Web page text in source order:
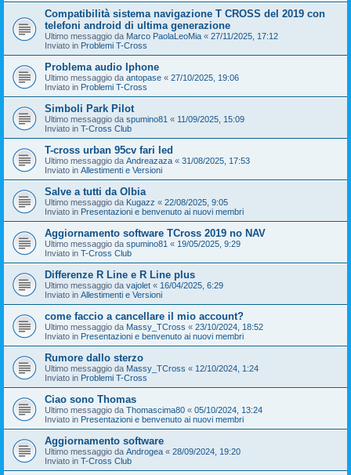
Compatibilità sistema navigazione T CROSS del 2019 con
telefoni android di ultima generazione
Ultimo messaggio da Marco PaolaLeoMia « 27/11/2025, 17:12
Inviato in Problemi T-Cross
Problema audio Iphone
Ultimo messaggio da antopase « 27/10/2025, 19:06
Inviato in Problemi T-Cross
Simboli Park Pilot
Ultimo messaggio da spumino81 « 11/09/2025, 15:09
Inviato in T-Cross Club
T-cross urban 95cv fari led
Ultimo messaggio da Andreazaza « 31/08/2025, 17:53
Inviato in Allestimenti e Versioni
Salve a tutti da Olbia
Ultimo messaggio da Kugazz « 22/08/2025, 9:05
Inviato in Presentazioni e benvenuto ai nuovi membri
Aggiornamento software TCross 2019 no NAV
Ultimo messaggio da spumino81 « 19/05/2025, 9:29
Inviato in T-Cross Club
Differenze R Line e R Line plus
Ultimo messaggio da vajolet « 16/04/2025, 6:29
Inviato in Allestimenti e Versioni
come faccio a cancellare il mio account?
Ultimo messaggio da Massy_TCross « 23/10/2024, 18:52
Inviato in Presentazioni e benvenuto ai nuovi membri
Rumore dallo sterzo
Ultimo messaggio da Massy_TCross « 12/10/2024, 1:24
Inviato in Problemi T-Cross
Ciao sono Thomas
Ultimo messaggio da Thomascima80 « 05/10/2024, 13:24
Inviato in Presentazioni e benvenuto ai nuovi membri
Aggiornamento software
Ultimo messaggio da Androgea « 28/09/2024, 19:20
Inviato in T-Cross Club